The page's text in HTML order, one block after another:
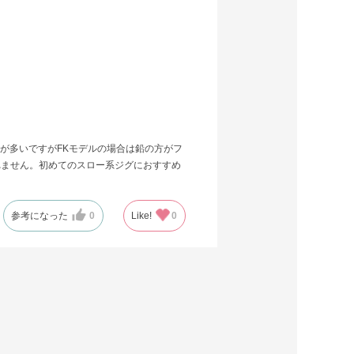
多いですがFKモデルの場合は鉛の方がフ
せん。初めてのスロー系ジグにおすすめ
参考になった 0 Like! 0